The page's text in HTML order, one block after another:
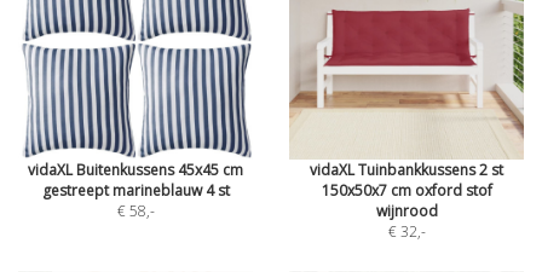
vidaXL Buitenkussens 45x45 cm
gestreept marineblauw 4 st
€ 58,-
vidaXL Tuinbankkussens 2 st
150x50x7 cm oxford stof
wijnrood
€ 32,-